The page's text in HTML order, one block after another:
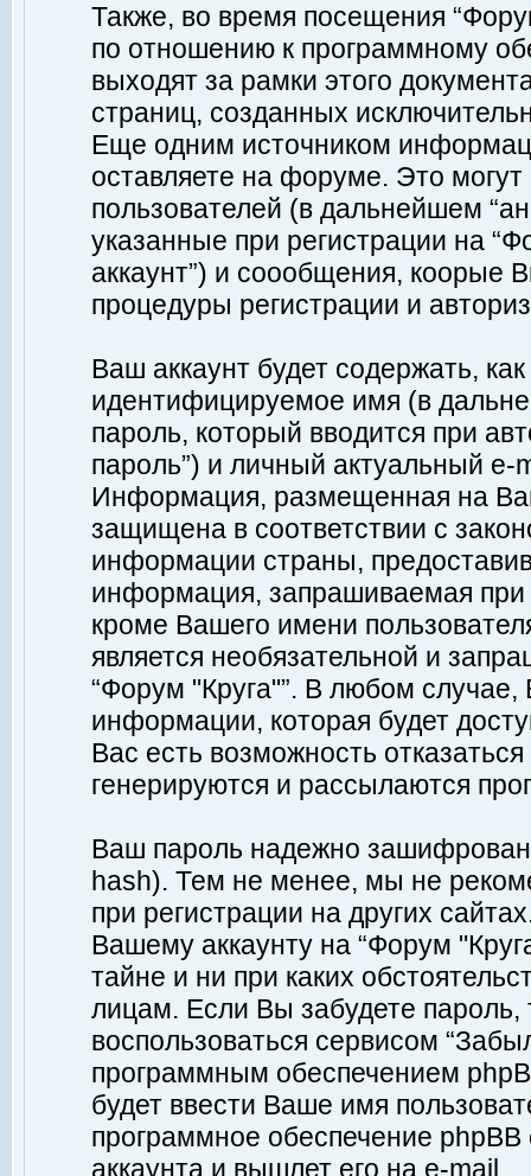
Также, во время посещения
по отношению к программному
выходят за рамки этого
страниц, созданных
Еще одним источником
оставляете на форуме. Это
пользователей (в дальнейшем
указанные при регистрации на
аккаунт”) и соообщения, коорые
процедуры регистрации и
Ваш аккаунт будет содержать,
идентифицируемое имя (в
пароль, который вводится при
пароль”) и личный актуальный
Информация, размещенная на
защищена в соответствии с
информации страны,
информация, запрашиваемая при
кроме Вашего имени
является необязательной и
“Форум "Круга"”. В любом
информации, которая будет
Вас есть возможность
генерируются и рассылаются
Ваш пароль надежно
hash). Тем не менее, мы не
при регистрации на других
Вашему аккаунту на “Форум
тайне и ни при каких
лицам. Если Вы забудете пароль,
воспользоваться сервисом
программным обеспечением
будет ввести Ваше имя
программное обеспечение
аккаунта и вышлет его на e-mail.